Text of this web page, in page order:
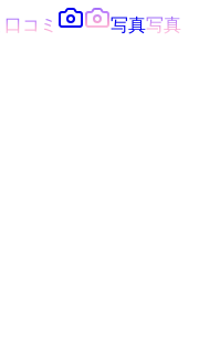
口コミ 写真写真